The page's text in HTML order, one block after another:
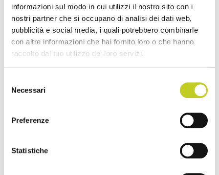
informazioni sul modo in cui utilizzi il nostro sito con i
nostri partner che si occupano di analisi dei dati web,
pubblicità e social media, i quali potrebbero combinarle
con altre informazioni che hai fornito loro o che hanno
raccolto dal tuo utilizzo dei loro servizi.
delNecessari
Preferenze
Statistiche
aver completato il duro e lungo percorso di
Master Training, Monica Capuano è da luglio
2017 ufficialmente Pilates Master Instructor
Balanced Body® in Italia.
Barre Balanced Body®.
SCOPRI IL CENTRO DI FORMAZIONE